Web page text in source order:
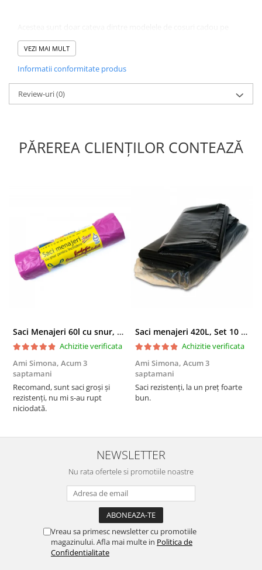
care noi le realizam.
La cerere putem realiza un cos cadou mixand produsele in
stabilit!
La www.horeca-trading-distribution.ro gasesti o gama variata de
Cosuri cadou cu vin sau cosuri traditionale romanesti, cu
VEZI MAI MULT
Informatii conformitate produs
Review-uri(0)
PĂREREA CLIENȚILOR CONTEAZĂ
Saci Menajeri 60l cu snur, Roz, 10buc/rola
Achizitie verificata
Ami Simona, Acum 3
saptamani
Recomand, sunt saci groși și
rezistenți, nu mi s-au rupt
niciodată.
Saci menajeri 420L, Set 10 bucati
Achizitie verificata
Ami Simona, Acum 3
saptamani
Saci rezistenți, la un preț foarte
bun.
NEWSLETTER
Nu rata ofertele si promotiile noastre
Vreau sa primesc newsletter cu promotiile
magazinului. Afla mai multe in Politica de
Confidentialitate